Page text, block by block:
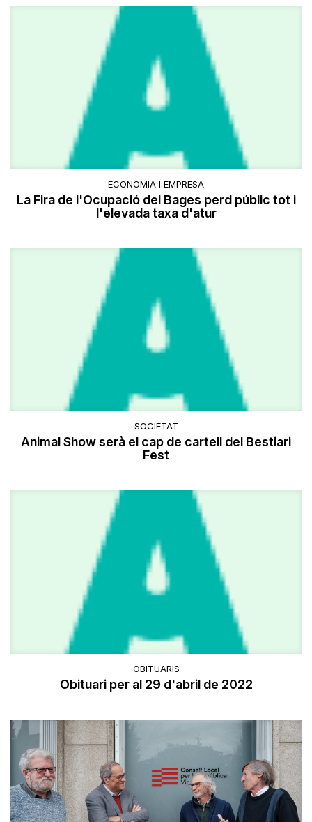
ECONOMIA I EMPRESA
La Fira de l'Ocupació del Bages perd públic tot i
l'elevada taxa d'atur
SOCIETAT
Animal Show serà el cap de cartell del Bestiari
Fest
OBITUARIS
Obituari per al 29 d'abril de 2022